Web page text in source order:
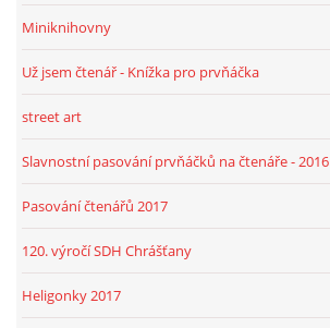
Nahoru ↑
Miniknihovny
Už jsem čtenář - Knížka pro prvňáčka
street art
Slavnostní pasování prvňáčků na čtenáře - 2016
Pasování čtenářů 2017
120. výročí SDH Chrášťany
Heligonky 2017